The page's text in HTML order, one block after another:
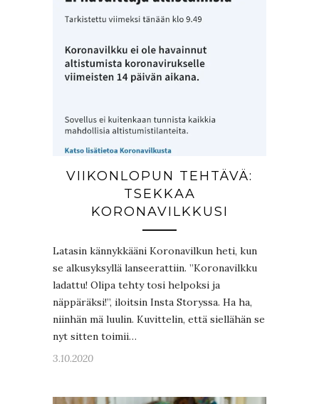
VIIKONLOPUN TEHTÄVÄ:
TSEKKAA
KORONAVILKKUSI
Latasin kännykkääni Koronavilkun heti, kun
se alkusyksyllä lanseerattiin. ”Koronavilkku
ladattu! Olipa tehty tosi helpoksi ja
näppäräksi!”, iloitsin Insta Storyssa. Ha ha,
niinhän mä luulin. Kuvittelin, että siellähän se
nyt sitten toimii…
3.10.2020